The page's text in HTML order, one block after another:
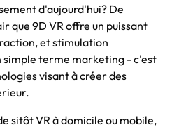
d'aujourd'hui? De
que 9D VR offre un puissant
et stimulation
simple terme marketing - c'est
visant à créer des
sitôt VR à domicile ou mobile,